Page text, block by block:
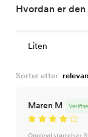
Hvordan er den
Liten
Sorter
Maren M
Opplevd størrelse: